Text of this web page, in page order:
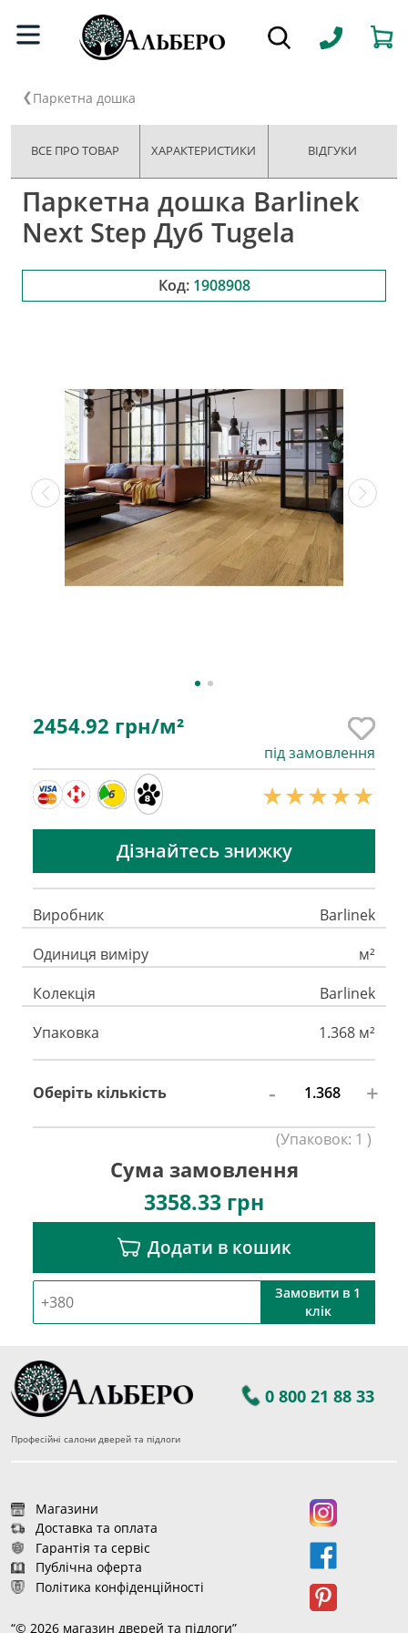
Паркетна дошка
ВСЕ ПРО ТОВАР ХАРАКТЕРИСТИКИ ВІДГУКИ
Паркетна дошка Barlinek
Next Step Дуб Tugela
Код: 1908908
2454.92 грн/м²
під замовлення
6
Дізнайтесь знижку
Виробник
Barlinek
Одиниця виміру
м²
Колекція
Barlinek
Упаковка
1.368 м²
Оберіть кількість - +
(Упаковок: 1 )
Сума замовлення
3358.33 грн
Додати в кошик
Замовити в 1
клік
0 800 21 88 33
Професійні салони дверей та підлоги
Магазини
Доставка та оплата
Гарантія та сервіс
Публічна оферта
Політика конфіденційності
“© 2026 магазин дверей та підлоги”